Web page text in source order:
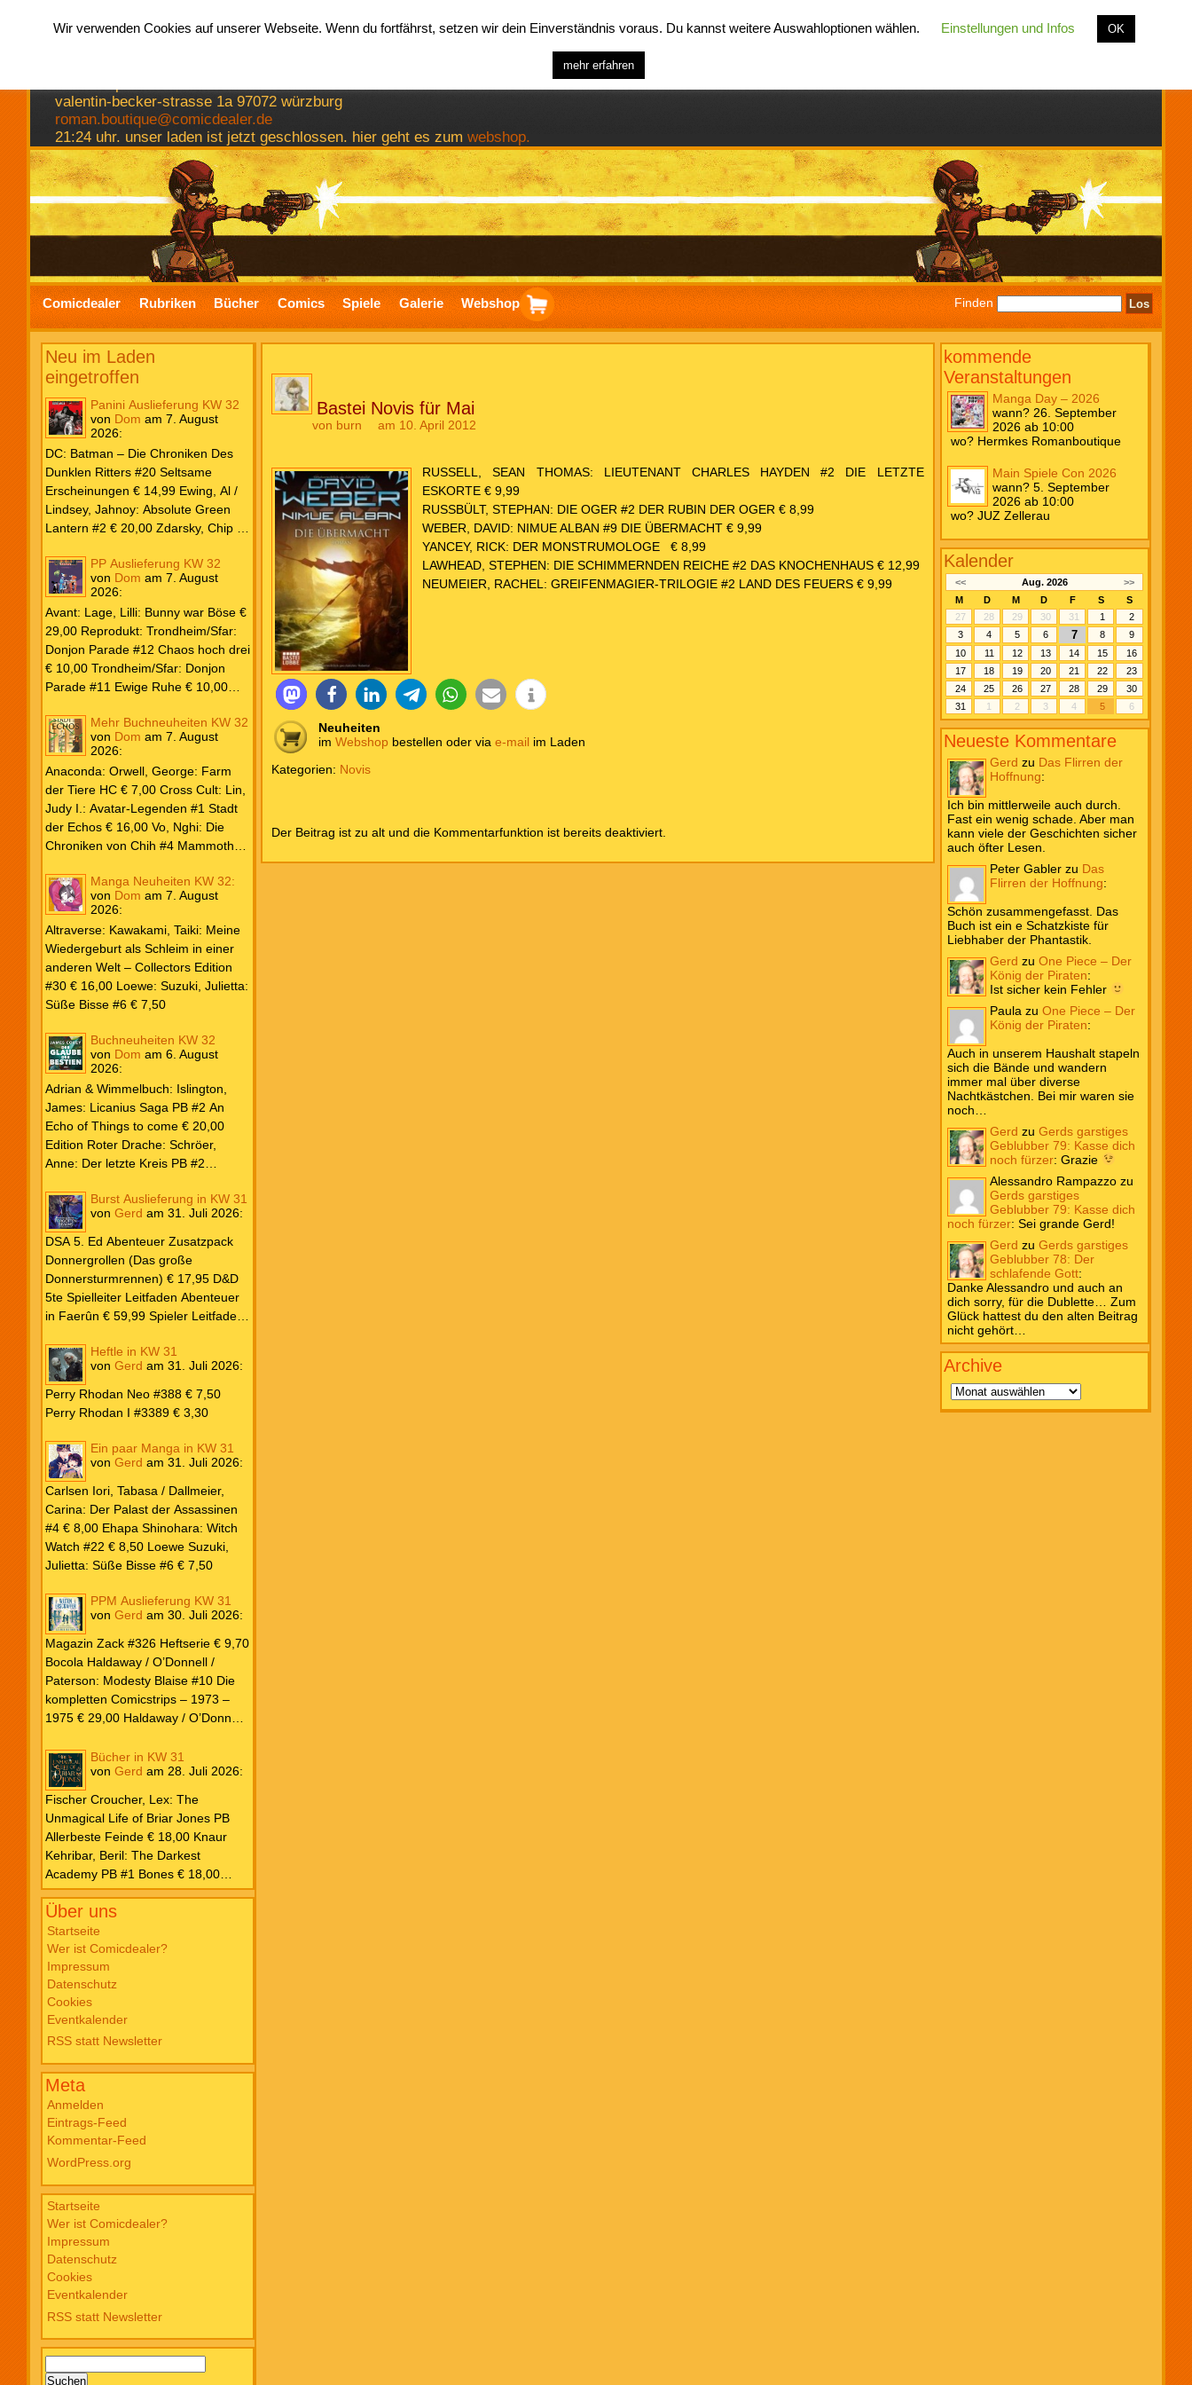
valentin-becker-strasse 1a 97072 würzburg
roman.boutique@comicdealer.de
21:24 uhr. unser laden ist jetzt geschlossen. hier geht es zum webshop.
Comicdealer Rubriken Bücher Comics Spiele Galerie Webshop Finden
Neu im Laden
eingetroffen
Panini Auslieferung KW 32
von Dom am 7. August
2026:
DC: Batman – Die Chroniken Des
Dunklen Ritters #20 Seltsame
Erscheinungen € 14,99 Ewing, Al /
Lindsey, Jahnoy: Absolute Green
Lantern #2 € 20,00 Zdarsky, Chip /
Paperback #4 € 35,00 Watters, Dan;
Soy, Dexter: Nightwing 2024 #7 €
Rafa: Absolute Superman #5 € 9,99
Marvel: Marvel Origins Collection
HC #74 Daredevil 7 € 14,99 Ewing,
Al / Gomez, Carlos: Venom (2025)
#3 € 20,00 Andrews, Kaare /
Guggenheim, Marc: Spider-Man &
Wolverine #3 € 9,99 North, Ryan /
Carratu, Vincenzo: Hulk macht alles
kaputt! € 16,00 Ewing, Al / Walker,
Kevin / Various: Marvel – Schwarz
Weiß & Blut #8 … und Gedärme €
26,00 Buscema, Sal / Dematteis, J.
M.: Spektakuläre Spider-Man – Die
#31 € 5,99 Spider-Man 2025 #9
Angriff der Aliens € 7,99
PP Auslieferung KW 32
von Dom am 7. August
2026:
Avant: Lage, Lilli: Bunny war Böse €
29,00 Reprodukt: Trondheim/Sfar:
Donjon Parade #12 Chaos hoch drei
€ 10,00 Trondheim/Sfar: Donjon
Parade #11 Ewige Ruhe € 10,00
Neuedition € 35,00 Zauberstern
Comics: Ben’s Bande #4 Aug 2026
Mehr Buchneuheiten KW 32
von Dom am 7. August
2026:
Anaconda: Orwell, George: Farm
der Tiere HC € 7,00 Cross Cult: Lin,
Judy I.: Avatar-Legenden #1 Stadt
der Echos € 16,00 Vo, Nghi: Die
Chroniken von Chih #4 Mammoths
Drache: Schröer, Anne: Der letzte
Kreis PB #2 Erwachen € 18,00
Dragonblood Academy HC #2 …to
kill a Monster € 25,00 Heyne: Bähr,
Emily: Tainted Vows – Gods of New
Olympia PB € 17,00 Kim, Sophie:
Fate’s Thread-Reihe PB #2 Der Gott
und der Geist € 17,00 Vonnegut,
Kurt: Katzenwiege PB € 17,00
Corey, James: The Captive’s War
HC #2 Der Glaube der Bestien €
24,00 Piper: Yang, Neon: Die letzte
Tochter der Drachen PB € 18,00
Manga Neuheiten KW 32:
von Dom am 7. August
2026:
Altraverse: Kawakami, Taiki: Meine
Wiedergeburt als Schleim in einer
anderen Welt – Collectors Edition
#30 € 16,00 Loewe: Suzuki, Julietta:
Süße Bisse #6 € 7,50
Buchneuheiten KW 32
von Dom am 6. August
2026:
Adrian & Wimmelbuch: Islington,
James: Licanius Saga PB #2 An
Echo of Things to come € 20,00
Edition Roter Drache: Schröer,
Anne: Der letzte Kreis PB #2
Frank: Der Pandora-Zyklus PB #1
Die Reise nach Pandora € 16,00
Corey, James: The Captive’s War
HC #2 Der Glaube der Bestien €
24,00 Loewe: Suzuki, Julietta: Süße
Bisse #6 € 7,50
Burst Auslieferung in KW 31
von Gerd am 31. Juli 2026:
DSA 5. Ed Abenteuer Zusatzpack
Donnergrollen (Das große
Donnersturmrennen) € 17,95 D&D
5te Spielleiter Leitfaden Abenteuer
in Faerûn € 59,99 Spieler Leitfaden
Heftle in KW 31
von Gerd am 31. Juli 2026:
Perry Rhodan Neo #388 € 7,50
Perry Rhodan I #3389 € 3,30
Ein paar Manga in KW 31
von Gerd am 31. Juli 2026:
Carlsen Iori, Tabasa / Dallmeier,
Carina: Der Palast der Assassinen
#4 € 8,00 Ehapa Shinohara: Witch
Watch #22 € 8,50 Loewe Suzuki,
Julietta: Süße Bisse #6 € 7,50
PPM Auslieferung KW 31
von Gerd am 30. Juli 2026:
Magazin Zack #326 Heftserie € 9,70
Bocola Haldaway / O’Donnell /
Paterson: Modesty Blaise #10 Die
kompletten Comicstrips – 1973 –
1975 € 29,00 Haldaway / O’Donnell
kompletten Comicstrips – 1972 –
1973 € 29,00 Knesebeck Hendrix,
John: Die Weltenerschaffer Die
fantastische Freundschaft von C.S.
Lewis & J.R.R. Tolkien € 30,00
Weissblech Luba Wolfsschwanz #22
€ 4,90 Horror Schocker #81 € 4,90
Bücher in KW 31
von Gerd am 28. Juli 2026:
Fischer Croucher, Lex: The
Unmagical Life of Briar Jones PB
Allerbeste Feinde € 18,00 Knaur
Kehribar, Beril: The Darkest
Academy PB #1 Bones € 18,00
Lübbe Odette, Tessonja: Fair Isle
Trilogie PB #3 To Spark a Fae War €
18,00 Bramble Hardcover Priest: Lie
Huo Jiao Chou HC #1 Drowning
Sorrows in Raging Fire € 25,00
Carlsen Davon, Isla: Blackened
Blade PB #3 Of Blackened Blood €
18,00
Über uns
Startseite
Wer ist Comicdealer?
Impressum
Datenschutz
Cookies
Eventkalender
RSS statt Newsletter
Meta
Anmelden
Eintrags-Feed
Kommentar-Feed
WordPress.org
Startseite
Wer ist Comicdealer?
Impressum
Datenschutz
Cookies
Eventkalender
RSS statt Newsletter
nach:
Bastei Novis für Mai
von burn am 10. April 2012
RUSSELL, SEAN THOMAS: LIEUTENANT CHARLES HAYDEN #2 DIE LETZTE
ESKORTE € 9,99
RUSSBÜLT, STEPHAN: DIE OGER #2 DER RUBIN DER OGER € 8,99
WEBER, DAVID: NIMUE ALBAN #9 DIE ÜBERMACHT € 9,99
YANCEY, RICK: DER MONSTRUMOLOGE € 8,99
LAWHEAD, STEPHEN: DIE SCHIMMERNDEN REICHE #2 DAS KNOCHENHAUS € 12,99
NEUMEIER, RACHEL: GREIFENMAGIER-TRILOGIE #2 LAND DES FEUERS € 9,99
Neuheiten
imWebshop bestellen oder viae-mail im Laden
Kategorien: Novis
Der Beitrag ist zu alt und die Kommentarfunktion ist bereits deaktiviert.
kommende
Veranstaltungen
Manga Day – 2026
wann? 26. September
2026 ab 10:00
wo? Hermkes Romanboutique
Main Spiele Con 2026
wann? 5. September
2026 ab 10:00
wo? JUZ Zellerau
Kalender
<< Aug. 2026
>>
M
D M D F S
S
27
28 29 30 31 1
2
3
4 5 6 7 8
9
10
11 12 13 14 15
16
17
18 19 20 21 22
23
24
25 26 27 28 29
30
31
1 2 3 4 5 6
Neueste Kommentare
Gerd zu Das Flirren der
Hoffnung:
Ich bin mittlerweile auch durch.
Fast ein wenig schade. Aber man
kann viele der Geschichten sicher
auch öfter Lesen.
Peter Gabler zu Das
Flirren der Hoffnung:
Schön zusammengefasst. Das
Buch ist ein e Schatzkiste für
Liebhaber der Phantastik.
Gerd zuOne Piece – Der
König der Piraten:
Ist sicher kein Fehler
Paula zuOne Piece – Der
König der Piraten:
Auch in unserem Haushalt stapeln
sich die Bände und wandern
immer mal über diverse
Nachtkästchen. Bei mir waren sie
noch…
Gerd zuGerds garstiges
Geblubber 79: Kasse dich
noch fürzer:Grazie
Alessandro Rampazzo zu
Gerds garstiges
Geblubber 79: Kasse dich
noch fürzer:Sei grande Gerd!
Gerd zuGerds garstiges
Geblubber 78: Der
schlafende Gott:
Danke Alessandro und auch an
dich sorry, für die Dublette… Zum
Glück hattest du den alten Beitrag
nicht gehört…
Archive
Wir verwenden Cookies auf unserer Webseite. Wenn du fortfährst, setzen wir dein Einverständnis voraus. Du kannst weitere Auswahloptionen wählen. Einstellungen und Infos OK
mehr erfahren